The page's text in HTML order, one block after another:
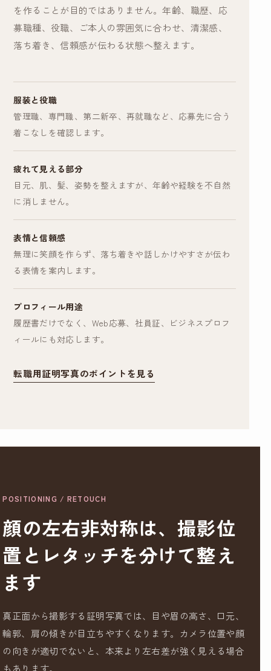
を作ることが目的ではありません。年齢、職歴、応
募職種、役職、ご本人の雰囲気に合わせ、清潔感、
落ち着き、信頼感が伝わる状態へ整えます。
服装と役職
管理職、専門職、第二新卒、再就職など、応募先に合う
着こなしを確認します。
疲れて見える部分
目元、肌、髪、姿勢を整えますが、年齢や経験を不自然
に消しません。
表情と信頼感
無理に笑顔を作らず、落ち着きや話しかけやすさが伝わ
る表情を案内します。
プロフィール用途
履歴書だけでなく、Web応募、社員証、ビジネスプロフ
ィールにも対応します。
転職用証明写真のポイントを見る
POSITIONING / RETOUCH
顔の左右非対称は、撮影位
置とレタッチを分けて整え
ます
真正面から撮影する証明写真では、目や眉の高さ、口元、
輪郭、肩の傾きが目立ちやすくなります。カメラ位置や顔
の向きが適切でないと、本来より左右差が強く見える場合
もあります。